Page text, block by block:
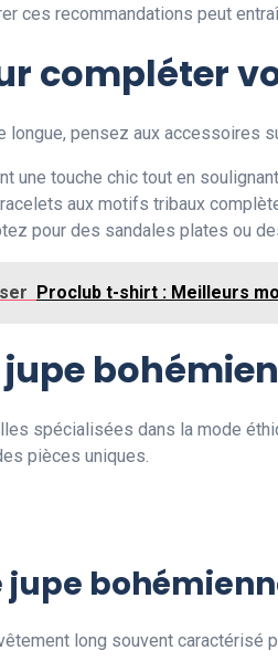
ces recommandations peut
compléter
longue, pensez aux accessoires
une touche chic tout en
aux motifs tribaux
pour des sandales plates ou
Proclub t-shirt : Meilleurs
spécialisées dans la mode
pièces uniques.
jupe
long souvent